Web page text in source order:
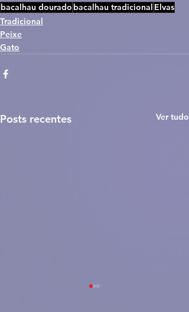
bacalhau dourado bacalhau tradicional Elvas
Tradicional
Peixe
Gato
Posts recentes Ver tudo